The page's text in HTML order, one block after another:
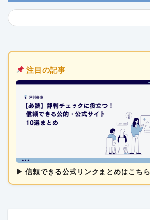
注目の記事
▶ 信頼できる公式リンクまとめはこちら